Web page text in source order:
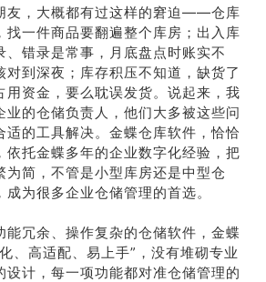
友，大概都有过这样的窘迫——仓库
找一件商品要翻遍整个库房；出入库
、错录是常事，月底盘点时账实不
对到深夜；库存积压不知道，缺货了
用资金，要么耽误发货。说起来，我
业的仓储负责人，他们大多被这些问
适的工具解决。金蝶仓库软件，恰恰
依托金蝶多年的企业数字化经验，把
为简，不管是小型库房还是中型仓
为很多企业仓储管理的首选。
能冗余、操作复杂的仓储软件，金蝶
、高适配、易上手”，没有堆砌专业
设计，每一项功能都对准仓储管理的